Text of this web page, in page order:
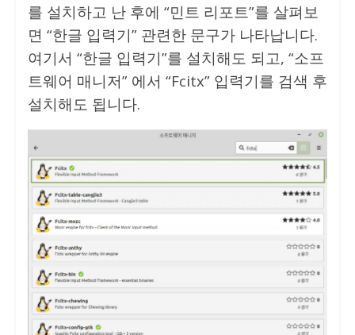
를 설치하고 난 후에 “민트 리포트”를 살펴보
면 “한글 입력기” 관련한 문구가 나타납니다.
여기서 “한글 입력기”를 설치해도 되고, “소프
트웨어 매니저” 에서 “Fcitx” 입력기를 검색 후
설치해도 됩니다.